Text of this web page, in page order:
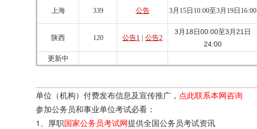
上海 339 公告 3月15日10:00至3月19日16:00
陕西 120 公告1 公告2
3月18日00:00至3月21日
24:00
更新中
单位（机构）付费发布信息及宣传推广， 点此联系本网咨询
参加公务员和事业单位考试必看：
1、厚职国家公务员考试网提供全国公务员考试资讯